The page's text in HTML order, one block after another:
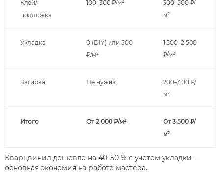
Клей/
подложка
100–300 ₽/м²
300–500 ₽/
м²
Укладка
0 (DIY) или 500
₽/м²
1 500–2 500
₽/м²
Затирка Не нужна
200–400 ₽/
м²
Итого От 2 000 ₽/м²
От 3 500 ₽/
м²
Кварцвинил дешевле на 40–50 % с учётом укладки —
основная экономия на работе мастера.